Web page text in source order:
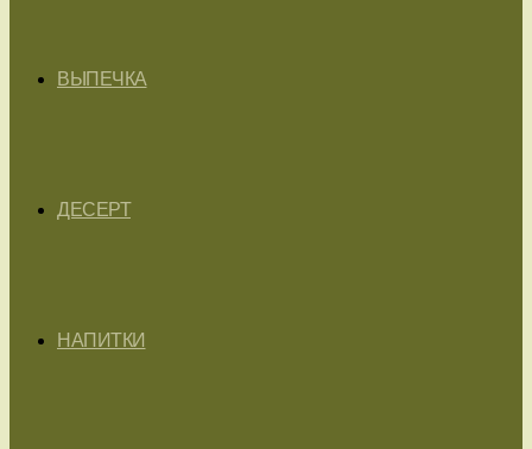
ВЫПЕЧКА
ДЕСЕРТ
НАПИТКИ